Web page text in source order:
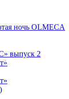
ночь OLMECA
выпуск 2